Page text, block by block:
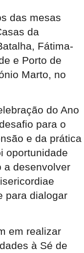
das mesas
da
Fátima-
e Porto de
Marto, no
do Ano
para o
e da prática
oportunidade
a desenvolver
para dialogar
em realizar
à Sé de